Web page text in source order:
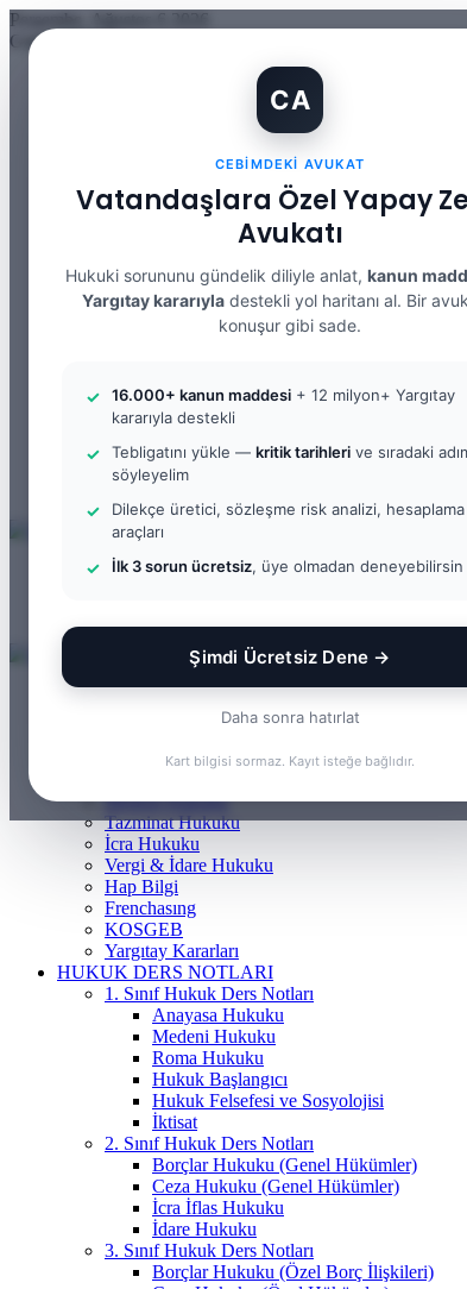
CA
CEBIMDEKI AVUKAT
Vatandaşlara Özel Yapay
Avukatı
Hukuki sorununu gündelik diliyle anlat, kanun
Yargıtay kararıyla destekli yol haritanı al. Bir
konuşur gibi sade.
16.000+ kanun maddesi + 12 milyon+ Yargıtay
kararıyla destekli
Tebligatını yükle — kritik tarihleri ve sıradaki
söyleyelim
Dilekçe üretici, sözleşme risk analizi, hesaplama
araçları
İlk 3 sorun ücretsiz, üye olmadan deneyebilirsin
Şimdi Ücretsiz Dene →
Daha sonra hatırlat
Kart bilgisi sormaz. Kayıt isteğe bağlıdır.
Perşembe, Ağustos 6 2026
Güncel Makale
İBAN Kiralama Cezasında Yeni Dönem: TCK 158’e
12. Yargı Paketi Kabul Edildi: Avukat Gözüyle
Banka Hesabımı Dolandırıcılara Kullandırdım,
Yargıtay Kararı İncelemesi ve Tanık Beyanları: 9.
Kusur Belirlemesinin Maddi ve Manevi Tazminata
Kusur Belirlemesinin Maddi ve Manevi Tazminata
Kira Sözleşmesinin Feshi ve Bilirkişi İncelemesi: 9.
Yargıtay Kararı İncelemesi: 2. Ceza Dairesi 2026/
Facebook
WhatsApp
Kayıt Ol
Rastgele Makale
Kenar Bölmesi
Menü
ANASAYFA
Ceza Hukuku
Medeni Hukuku
Tazminat Hukuku
İcra Hukuku
Vergi & İdare Hukuku
Hap Bilgi
Frenchasıng
KOSGEB
Yargıtay Kararları
HUKUK DERS NOTLARI
1. Sınıf Hukuk Ders Notları
Anayasa Hukuku
Medeni Hukuku
Roma Hukuku
Hukuk Başlangıcı
Hukuk Felsefesi ve Sosyolojisi
İktisat
2. Sınıf Hukuk Ders Notları
Borçlar Hukuku (Genel Hükümler)
Ceza Hukuku (Genel Hükümler)
İcra İflas Hukuku
İdare Hukuku
3. Sınıf Hukuk Ders Notları
Borçlar Hukuku (Özel Borç İlişkileri)